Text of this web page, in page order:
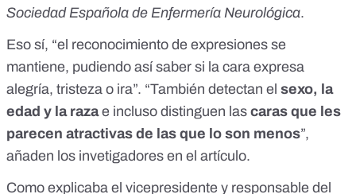
Sociedad Española de Enfermería Neurológica.
Eso sí, “el reconocimiento de expresiones se
mantiene, pudiendo así saber si la cara expresa
alegría, tristeza o ira”. “También detectan el sexo, la
edad y la razae incluso distinguen las caras que les
parecen atractivas de las que lo son menos”,
añaden los invetigadores en el artículo.
Como explicaba el vicepresidente y responsable del